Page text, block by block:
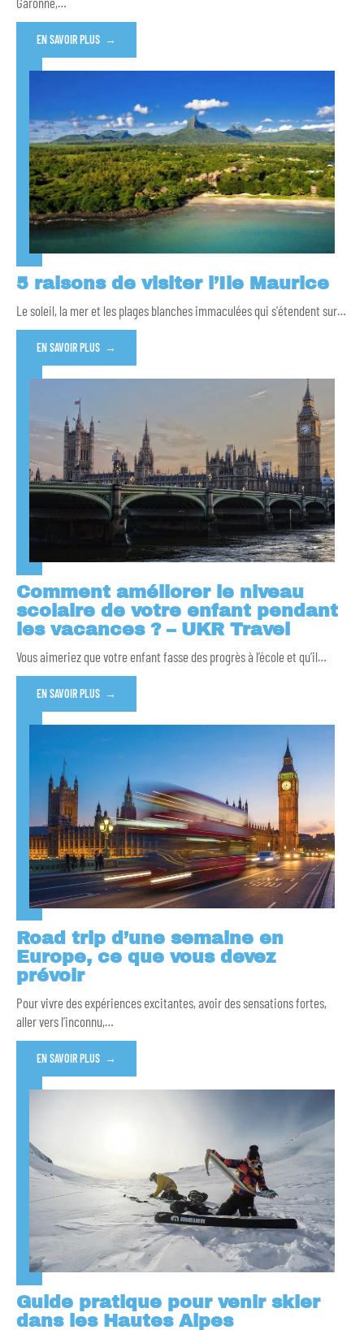
EN SAVOIR PLUS
5 raisons de visiter l’Ile Maurice
Le soleil, la mer et les plages blanches immaculées qui s'étendent sur…
EN SAVOIR PLUS
Comment améliorer le niveau
scolaire de votre enfant pendant
les vacances ? – UKR Travel
Vous aimeriez que votre enfant fasse des progrès à l’école et qu’il…
EN SAVOIR PLUS
Road trip d’une semaine en
Europe, ce que vous devez
prévoir
Pour vivre des expériences excitantes, avoir des sensations fortes,
aller vers l’inconnu,…
EN SAVOIR PLUS
Guide pratique pour venir skier
dans les Hautes Alpes